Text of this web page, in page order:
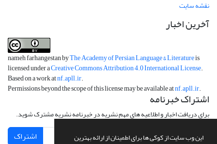
این وب سایت از کوکی ها برای اطمینان از ارائه بهترین
نقشه سایت
آخرین اخبار
nameh farhangestan byThe Academy of Persian Language & Literatureis
licensed under aCreative Commons Attribution 4.0 International License.
Based on a work atnf.apll.ir.
Permissions beyond the scope of this license may be available atnf.apll.ir.
اشتراک خبرنامه
برای دریافت اخبار و اطلاعیه های مهم نشریه در خبرنامه نشریه مشترک شوید.
اشتراک